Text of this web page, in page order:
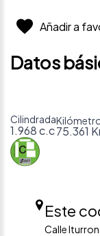
Añadir a
Datos
Cilindrada
1.968 c.c75.361
Este
Calle